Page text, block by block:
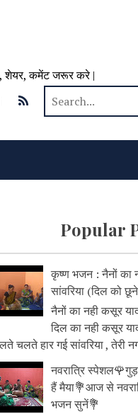
शेयर, कमेंट जरूर करे |
Popular
कृष्ण भजन : नैनों का
सांवरिया (दिल को
नैनों का नही कसूर
दिल का नही कसूर
चलते हार गई सांवरिया , तेरी
नवरात्रि
हैं मैया💐आज से
भजन सुनें💐